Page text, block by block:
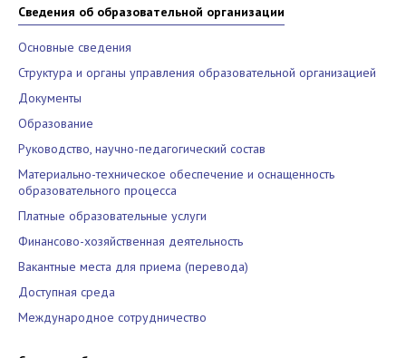
Сведения об образовательной организации
Основные сведения
Структура и органы управления образовательной организацией
Документы
Образование
Руководство, научно-педагогический состав
Материально-техническое обеспечение и оснащенность
образовательного процесса
Платные образовательные услуги
Финансово-хозяйственная деятельность
Вакантные места для приема (перевода)
Доступная среда
Международное сотрудничество